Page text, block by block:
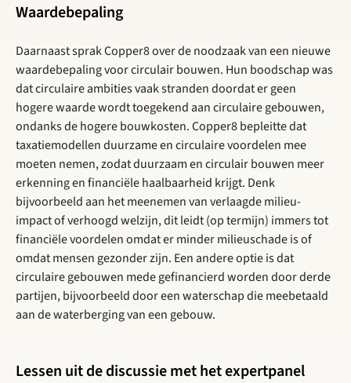
Waardebepaling
Daarnaast sprak Copper8 over de noodzaak van een nieuwe
waardebepaling voor circulair bouwen. Hun boodschap was
dat circulaire ambities vaak stranden doordat er geen
hogere waarde wordt toegekend aan circulaire gebouwen,
ondanks de hogere bouwkosten. Copper8 bepleitte dat
taxatiemodellen duurzame en circulaire voordelen mee
moeten nemen, zodat duurzaam en circulair bouwen meer
erkenning en financiële haalbaarheid krijgt. Denk
bijvoorbeeld aan het meenemen van verlaagde milieu-
impact of verhoogd welzijn, dit leidt (op termijn) immers tot
financiële voordelen omdat er minder milieuschade is of
omdat mensen gezonder zijn. Een andere optie is dat
circulaire gebouwen mede gefinancierd worden door derde
partijen, bijvoorbeeld door een waterschap die meebetaald
aan de waterberging van een gebouw.
Lessen uit de discussie met het expertpanel